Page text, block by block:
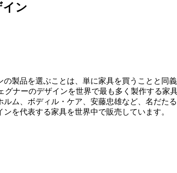
ン
の製品を選ぶことは、単に家具を買うことと
グナーのデザインを世界で最も多く製作する
ルム、ボディル・ケア、安藤忠雄など、名だた
を代表する家具を世界中で販売しています。